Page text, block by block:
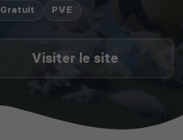
Gratuit PVE
Visiter le site